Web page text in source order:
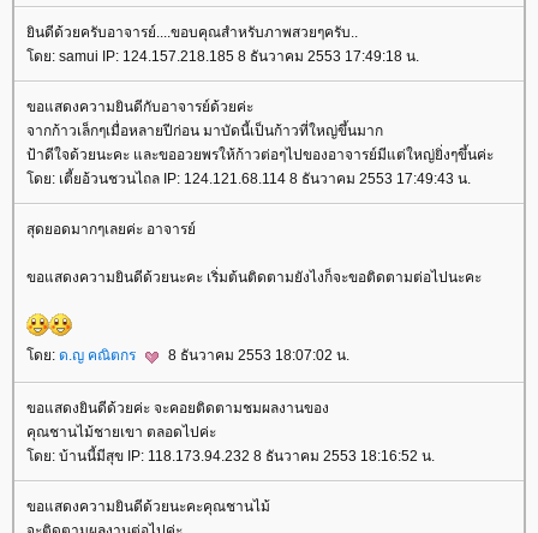
ินดีด้วยครับอาจารย์....ขอบคุณสำหรับภาพสวยๆครับ..
ดย: samui IP: 124.157.218.185 8 ธันวาคม 2553 17:49:18 น.
ขอแสดงความยินดีกับอาจารย์ด้วยค่ะ
จากก้าวเล็กๆเมื่อหลายปีก่อน มาบัดนี้เป็นก้าวที่ใหญ่ขึ้นมาก
ป้าดีใจด้วยนะคะ และขออวยพรให้ก้าวต่อๆไปของอาจารย์มีแต่ใหญ่ยิ่งๆขึ้นค่ะ
ดย: เตี้ยอ้วนชวนไถล IP: 124.121.68.114 8 ธันวาคม 2553 17:49:43 น.
สุดยอดมากๆเลยค่ะ อาจารย์
ขอแสดงความยินดีด้วยนะคะ เริ่มต้นติดตามยังไงก็จะขอติดตามต่อไปนะคะ
ดย: ด.ญ คณิตกร 8 ธันวาคม 2553 18:07:02 น.
ขอแสดงยินดีด้วยค่ะ จะคอยติดตามชมผลงานของ
คุณชานไม้ชายเขา ตลอดไปค่ะ
ดย: บ้านนี้มีสุข IP: 118.173.94.232 8 ธันวาคม 2553 18:16:52 น.
ขอแสดงความยินดีด้วยนะคะคุณชานไม้